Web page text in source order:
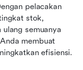
pelacakan
stok,
semuanya
membuat
efisiensi.